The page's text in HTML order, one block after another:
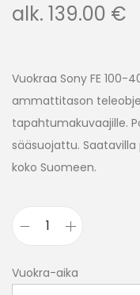
alk. 139.00 €
Vuokraa Sony FE
ammattitason
tapahtumakuvaajille.
sääsuojattu.
koko Suomeen.
Vuokra-aika